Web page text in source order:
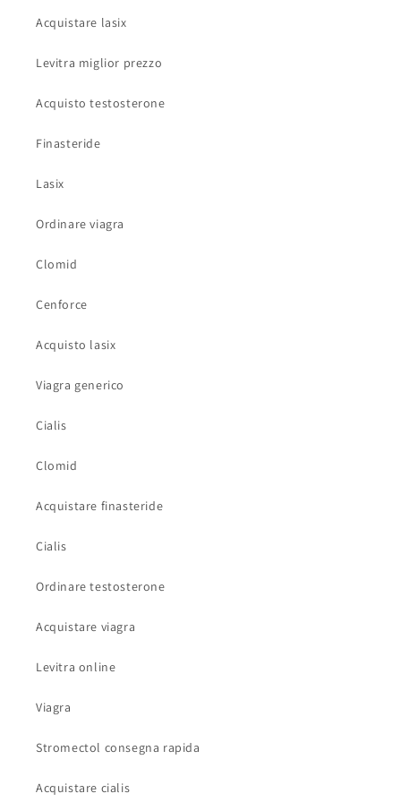
Acquistare lasix
Levitra miglior prezzo
Acquisto testosterone
Finasteride
Lasix
Ordinare viagra
Clomid
Cenforce
Acquisto lasix
Viagra generico
Cialis
Clomid
Acquistare finasteride
Cialis
Ordinare testosterone
Acquistare viagra
Levitra online
Viagra
Stromectol consegna rapida
Acquistare cialis